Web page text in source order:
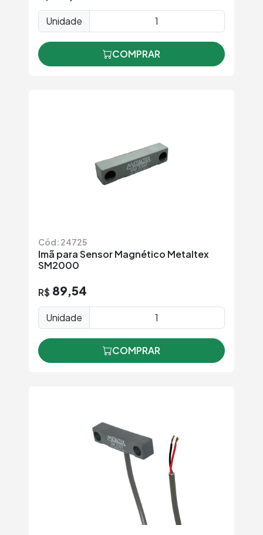
Unidade
COMPRAR
Cód: 24725
Imã para Sensor Magnético Metaltex
SM2000
R$ 89,54
Unidade
COMPRAR